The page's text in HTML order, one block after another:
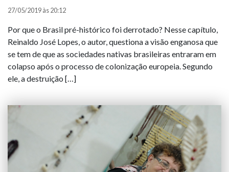
27/05/2019 às 20:12
Por que o Brasil pré-histórico foi derrotado? Nesse capítulo,
Reinaldo José Lopes, o autor, questiona a visão enganosa que
se tem de que as sociedades nativas brasileiras entraram em
colapso após o processo de colonização europeia. Segundo
ele, a destruição […]